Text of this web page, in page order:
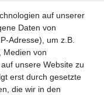
auf unserer
Daten von
Adresse), um z.B.
Medien von
unsere Website zu
erst durch gesetzte
die wir in den